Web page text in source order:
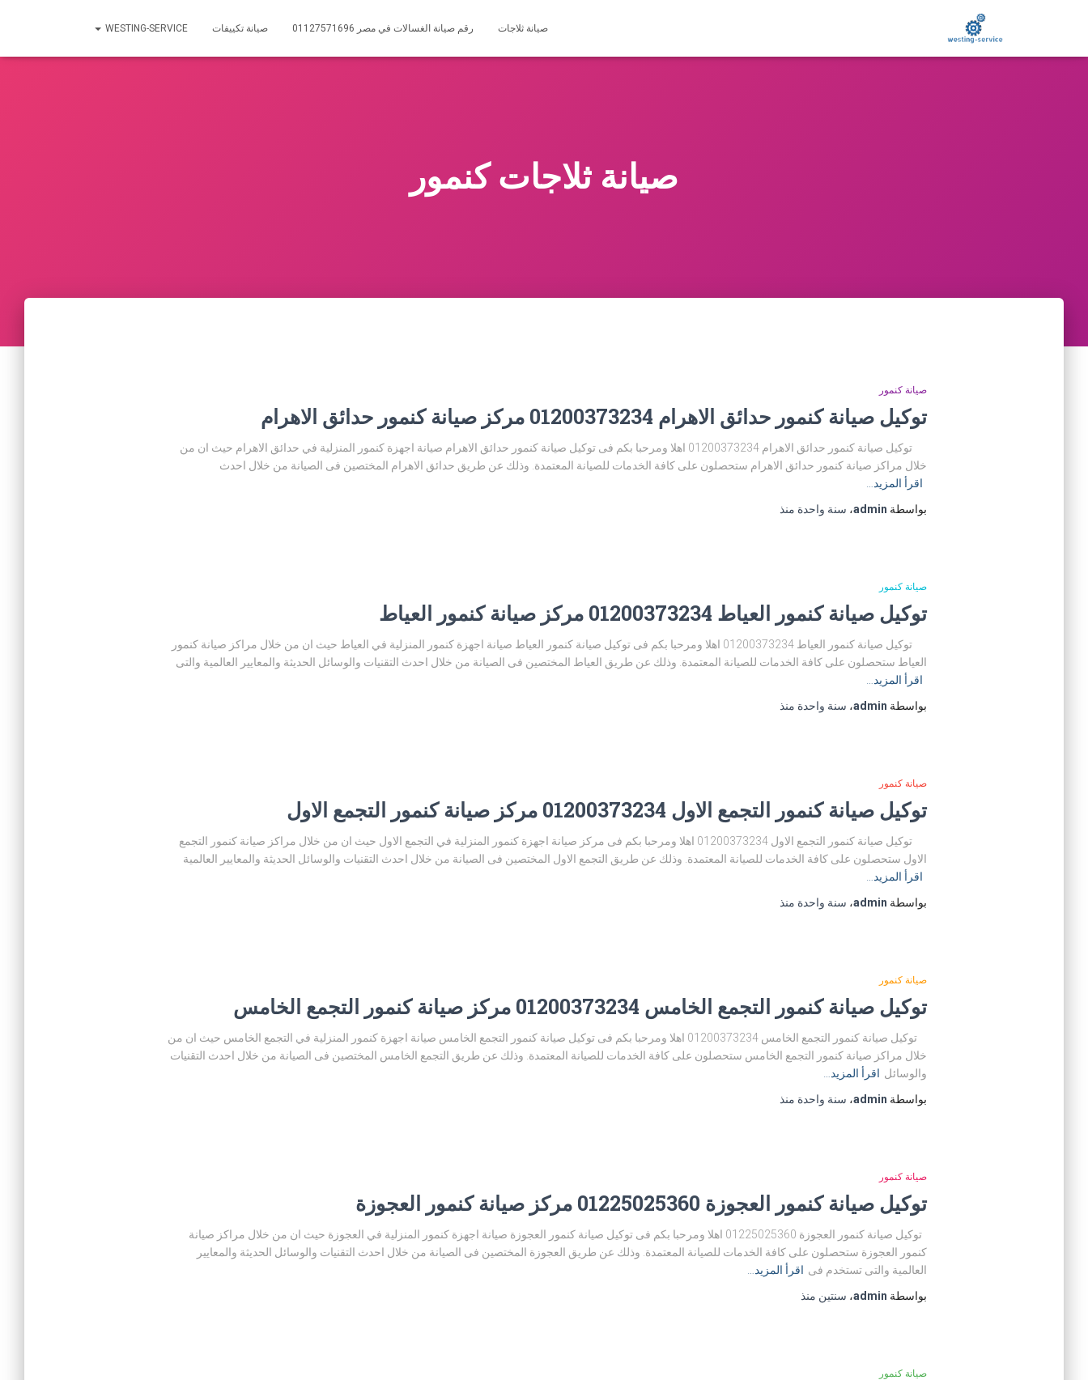
صيانة ثلاجات رقم صيانة الغسالات في مصر 01127571696 صيانة تكييفات WESTING-SERVICE
صيانة ثلاجات كنمور
صيانة كنمور
توكيل صيانة كنمور حدائق الاهرام 01200373234 مركز صيانة كنمور حدائق الاهرام
توكيل صيانة كنمور حدائق الاهرام 01200373234 اهلا ومرحبا بكم فى توكيل صيانة كنمور حدائق الاهرام صيانة اجهزة كنمور المنزلية في حدائق الاهرام حيث ان من
خلال مراكز صيانة كنمور حدائق الاهرام ستحصلون على كافة الخدمات للصيانة المعتمدة. وذلك عن طريق حدائق الاهرام المختصين فى الصيانة من خلال احدث
اقرأ المزيد…
بواسطة admin، سنة واحدة منذ
صيانة كنمور
توكيل صيانة كنمور العياط 01200373234 مركز صيانة كنمور العياط
توكيل صيانة كنمور العياط 01200373234 اهلا ومرحبا بكم فى توكيل صيانة كنمور العياط صيانة اجهزة كنمور المنزلية في العياط حيث ان من خلال مراكز صيانة كنمور
العياط ستحصلون على كافة الخدمات للصيانة المعتمدة. وذلك عن طريق العياط المختصين فى الصيانة من خلال احدث التقنيات والوسائل الحديثة والمعايير العالمية والتى
اقرأ المزيد…
بواسطة admin، سنة واحدة منذ
صيانة كنمور
توكيل صيانة كنمور التجمع الاول 01200373234 مركز صيانة كنمور التجمع الاول
توكيل صيانة كنمور التجمع الاول 01200373234 اهلا ومرحبا بكم فى مركز صيانة اجهزة كنمور المنزلية في التجمع الاول حيث ان من خلال مراكز صيانة كنمور التجمع
الاول ستحصلون على كافة الخدمات للصيانة المعتمدة. وذلك عن طريق التجمع الاول المختصين فى الصيانة من خلال احدث التقنيات والوسائل الحديثة والمعايير العالمية
اقرأ المزيد…
بواسطة admin، سنة واحدة منذ
صيانة كنمور
توكيل صيانة كنمور التجمع الخامس 01200373234 مركز صيانة كنمور التجمع الخامس
توكيل صيانة كنمور التجمع الخامس 01200373234 اهلا ومرحبا بكم فى توكيل صيانة كنمور التجمع الخامس صيانة اجهزة كنمور المنزلية في التجمع الخامس حيث ان من
خلال مراكز صيانة كنمور التجمع الخامس ستحصلون على كافة الخدمات للصيانة المعتمدة. وذلك عن طريق التجمع الخامس المختصين فى الصيانة من خلال احدث التقنيات
والوسائل اقرأ المزيد…
بواسطة admin، سنة واحدة منذ
صيانة كنمور
توكيل صيانة كنمور العجوزة 01225025360 مركز صيانة كنمور العجوزة
توكيل صيانة كنمور العجوزة 01225025360 اهلا ومرحبا بكم فى توكيل صيانة كنمور العجوزة صيانة اجهزة كنمور المنزلية في العجوزة حيث ان من خلال مراكز صيانة
كنمور العجوزة ستحصلون على كافة الخدمات للصيانة المعتمدة. وذلك عن طريق العجوزة المختصين فى الصيانة من خلال احدث التقنيات والوسائل الحديثة والمعايير
العالمية والتى تستخدم فى اقرأ المزيد…
بواسطة admin، سنتين منذ
صيانة كنمور